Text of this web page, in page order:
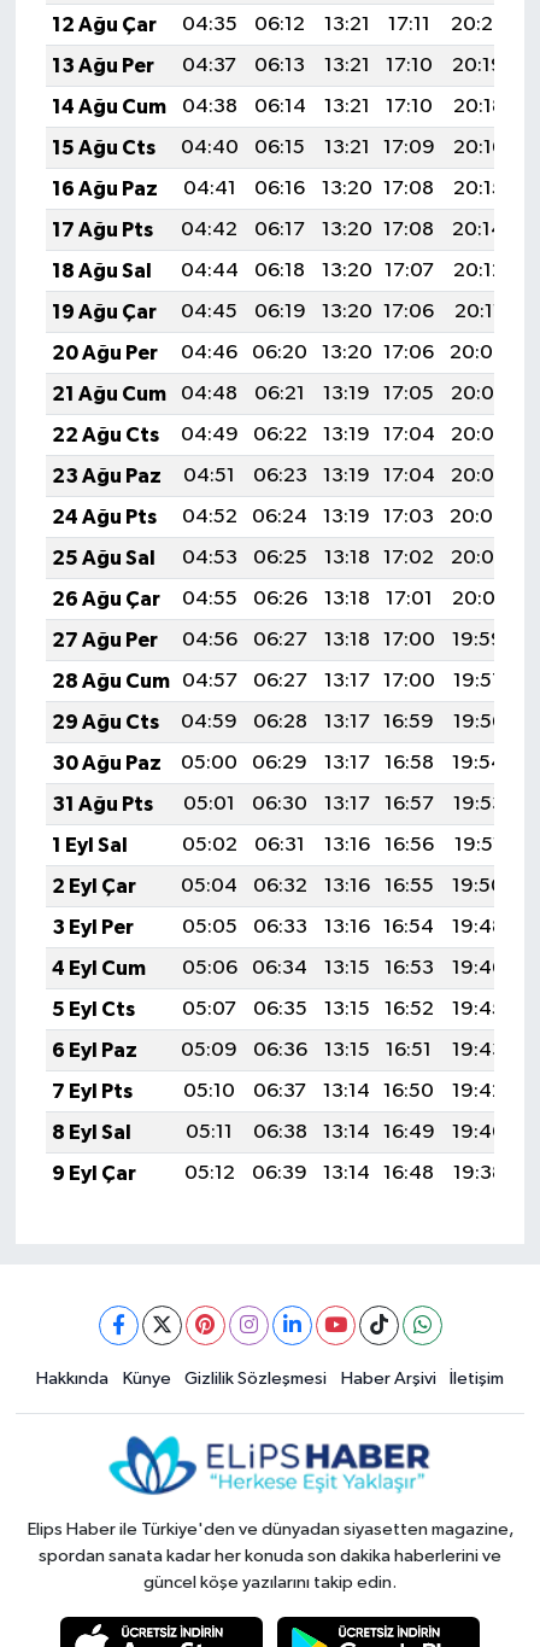
12 Ağu Çar
04:35 06:12 13:21 17:11 20:20
13 Ağu Per
04:37 06:13 13:21 17:10 20:19
14 Ağu Cum
04:38 06:14 13:21 17:10 20:18
15 Ağu Cts
04:40 06:15 13:21 17:09 20:16
16 Ağu Paz
04:41 06:16 13:20 17:08 20:15
17 Ağu Pts
04:42 06:17 13:20 17:08 20:14
18 Ağu Sal
04:44 06:18 13:20 17:07 20:12
19 Ağu Çar
04:45 06:19 13:20 17:06 20:11
20 Ağu Per
04:46 06:20 13:20 17:06 20:09
21 Ağu Cum
04:48 06:21 13:19 17:05 20:08
22 Ağu Cts
04:49 06:22 13:19 17:04 20:07
23 Ağu Paz
04:51 06:23 13:19 17:04 20:05
24 Ağu Pts
04:52 06:24 13:19 17:03 20:04
25 Ağu Sal
04:53 06:25 13:18 17:02 20:02
26 Ağu Çar
04:55 06:26 13:18 17:01 20:01
27 Ağu Per
04:56 06:27 13:18 17:00 19:59
28 Ağu Cum
04:57 06:27 13:17 17:00 19:57
29 Ağu Cts
04:59 06:28 13:17 16:59 19:56
30 Ağu Paz
05:00 06:29 13:17 16:58 19:54
31 Ağu Pts
05:01 06:30 13:17 16:57 19:53
1 Eyl Sal
05:02 06:31 13:16 16:56 19:51
2 Eyl Çar
05:04 06:32 13:16 16:55 19:50
3 Eyl Per
05:05 06:33 13:16 16:54 19:48
4 Eyl Cum
05:06 06:34 13:15 16:53 19:46
5 Eyl Cts
05:07 06:35 13:15 16:52 19:45
6 Eyl Paz
05:09 06:36 13:15 16:51 19:43
7 Eyl Pts
05:10 06:37 13:14 16:50 19:42
8 Eyl Sal
05:11 06:38 13:14 16:49 19:40
9 Eyl Çar
05:12 06:39 13:14 16:48 19:38
Hakkında Künye Gizlilik Sözleşmesi Haber Arşivi İletişim
Elips Haber ile Türkiye'den ve dünyadan siyasetten magazine,
spordan sanata kadar her konuda son dakika haberlerini ve
güncel köşe yazılarını takip edin.